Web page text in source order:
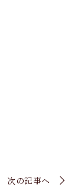
次の記事へ